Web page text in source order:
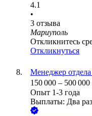
4.1
•
3 отзыва
Мариуполь
Откликнитесь
Откликнуться
Менеджер
150 000 – 500 000
Опыт 1-3 года
Выплаты: Два